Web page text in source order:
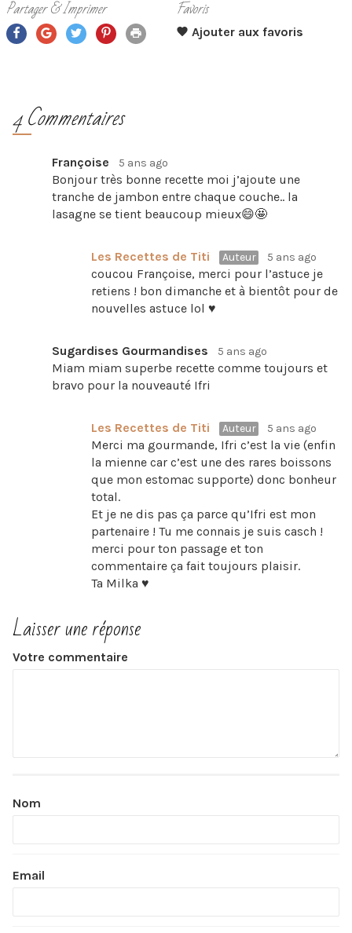
Partager & Imprimer Favoris
4 Commentaires
Françoise 5 ans ago
Bonjour très bonne recette moi j’ajoute une
tranche de jambon entre chaque couche.. la
lasagne se tient beaucoup mieux😄🤩
Les Recettes de Titi Auteur 5 ans ago
coucou Françoise, merci pour l’astuce je
retiens ! bon dimanche et à bientôt pour de
nouvelles astuce lol ♥
Sugardises Gourmandises 5 ans ago
Miam miam superbe recette comme toujours et
bravo pour la nouveauté Ifri
Les Recettes de Titi Auteur 5 ans ago
Merci ma gourmande, Ifri c’est la vie (enfin
la mienne car c’est une des rares boissons
que mon estomac supporte) donc bonheur
total.
Et je ne dis pas ça parce qu’Ifri est mon
partenaire ! Tu me connais je suis casch !
merci pour ton passage et ton
commentaire ça fait toujours plaisir.
Ta Milka ♥
Laisser une réponse
Votre commentaire
Nom
Email